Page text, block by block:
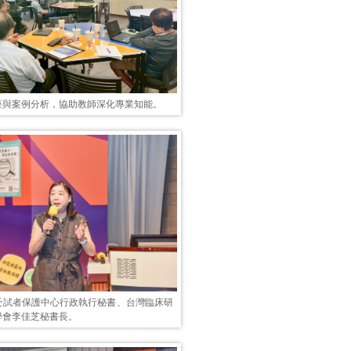
案例分析，協助教師深化專業知能。
者保護中心行政執行秘書、台灣臨床研
李佳芝秘書長。